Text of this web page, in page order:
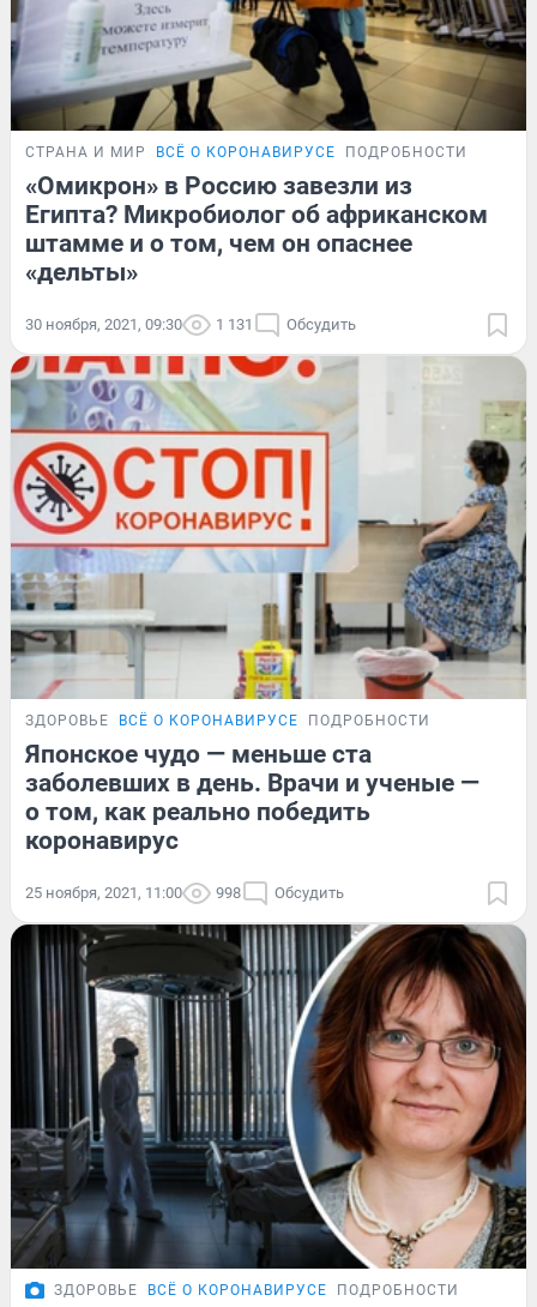
СТРАНА И МИР ВСЁ О КОРОНАВИРУСЕ ПОДРОБНОСТИ
«Омикрон» в Россию завезли из
Египта? Микробиолог об африканском
штамме и о том, чем он опаснее
«дельты»
30 ноября, 2021, 09:30 1 131 Обсудить
ЗДОРОВЬЕ ВСЁ О КОРОНАВИРУСЕ ПОДРОБНОСТИ
Японское чудо — меньше ста
заболевших в день. Врачи и ученые —
о том, как реально победить
коронавирус
25 ноября, 2021, 11:00 998 Обсудить
ЗДОРОВЬЕ ВСЁ О КОРОНАВИРУСЕ ПОДРОБНОСТИ